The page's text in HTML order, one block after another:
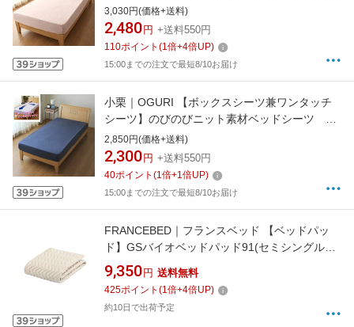
ングル/シングルサイズ兼用/ピンク)
3,030円(価格+送料)
2,480 円 +送料550円
110ポイント (1倍+4倍UP)
15:00までの注文で最短8/10お届け
小栗｜OGURI 【ボックスシーツ兼ワンタッチ
シーツ】のびのびニット素材ベッドシーツ シ
ングルサイズ NB MNS671091-72NB ネイビー
2,850円(価格+送料)
2,300 円 +送料550円
40ポイント (1倍+1倍UP)
15:00までの注文で最短8/10お届け
FRANCEBED｜フランスベッド 【ベッドパッ
ド】GSバイオベッドパッド91(セミシングルサ
イズ/91×195cm) フランスベッド
9,350 円 送料無料
425ポイント (1倍+4倍UP)
約10日で出荷予定